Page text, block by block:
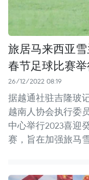
旅居马来西亚
春节足球比赛
26/12/2022 08:19
据越通社驻吉隆玻
越南人协会执行委
中心举行2023喜迎
赛，旨在加强旅马